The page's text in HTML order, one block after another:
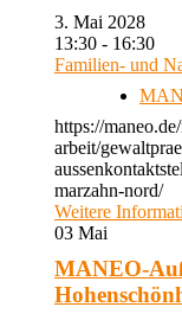
3. Mai 2028
13:30 - 16:30
Familien- und
https://
arbeit/
marzahn-nord/
Weitere
03 Mai
MANEO-